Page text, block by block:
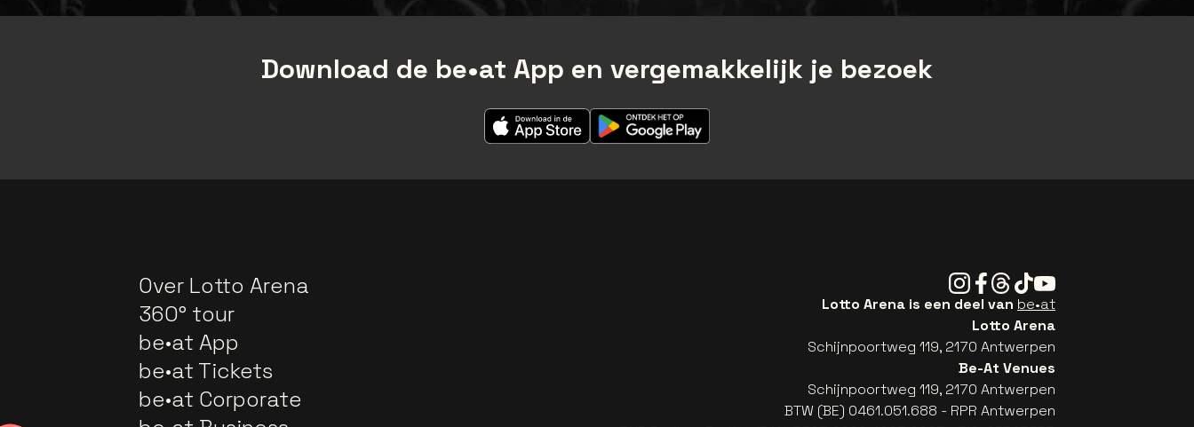
Download de be•at App en vergemakkelijk je bezoek
Over Lotto Arena
360° tour
be•at App
be•at Tickets
be•at Corporate
Instagram
Facebook
Threads
TiktokYoutube
Lotto Arena is een deel van be•at
Lotto Arena
Schijnpoortweg 119, 2170 Antwerpen
Be-At Venues
Schijnpoortweg 119, 2170 Antwerpen
BTW (BE) 0461.051.688 - RPR Antwerpen